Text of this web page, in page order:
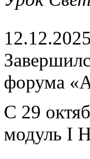
12.12.2025
форума
С 29
модуль I